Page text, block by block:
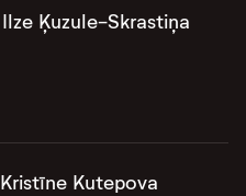
Ilze Ķuzule-Skrastiņa
Kristīne Kutepova